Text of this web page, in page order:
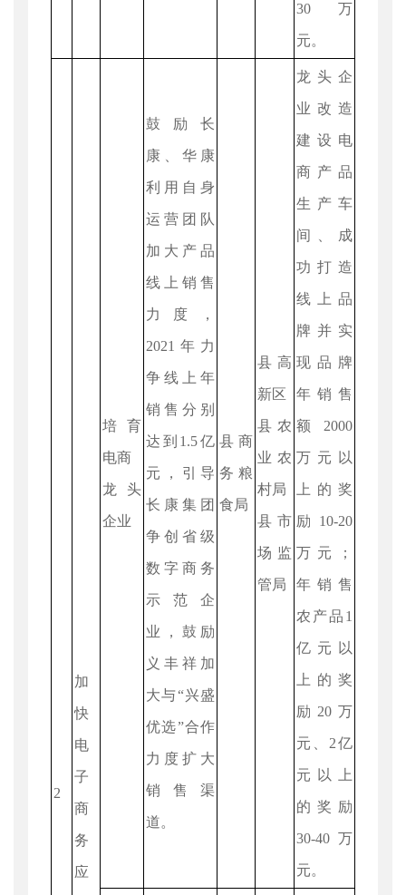
30万
元。
2
加
快
电
子
商
务
应
培育
电商
龙头
企业
鼓励长
康、华康
利用自身
运营团队
加大产品
线上销售
力度，
2021年力
争线上年
销售分别
达到1.5亿
元，引导
长康集团
争创省级
数字商务
示范企
业，鼓励
义丰祥加
大与“兴盛
优选”合作
力度扩大
销售渠
道。
县商
务粮
食局
县高
新区
县农
业农
村局
县市
场监
管局
龙头企
业改造
建设电
商产品
生产车
间、成
功打造
线上品
牌并实
现品牌
年销售
额2000
万元以
上的奖
励10-20
万元；
年销售
农产品1
亿元以
上的奖
励20万
元、2亿
元以上
的奖励
30-40万
元。